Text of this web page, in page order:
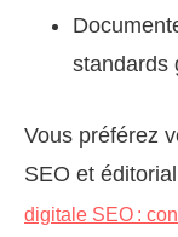
standards
Vous préférez
SEO et
digitale SEO :